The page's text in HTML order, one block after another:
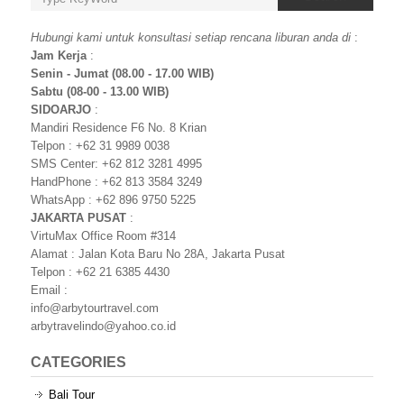
Hubungi kami untuk konsultasi setiap rencana liburan anda di :
Jam Kerja:
Senin - Jumat (08.00 - 17.00 WIB)
Sabtu (08-00 - 13.00 WIB)
SIDOARJO :
Mandiri Residence F6 No. 8 Krian
Telpon : +62 31 9989 0038
SMS Center: +62 812 3281 4995
HandPhone : +62 813 3584 3249
WhatsApp : +62 896 9750 5225
JAKARTA PUSAT :
VirtuMax Office Room #314
Alamat : Jalan Kota Baru No 28A, Jakarta Pusat
Telpon : +62 21 6385 4430
Email :
info@arbytourtravel.com
arbytravelindo@yahoo.co.id
CATEGORIES
Bali Tour